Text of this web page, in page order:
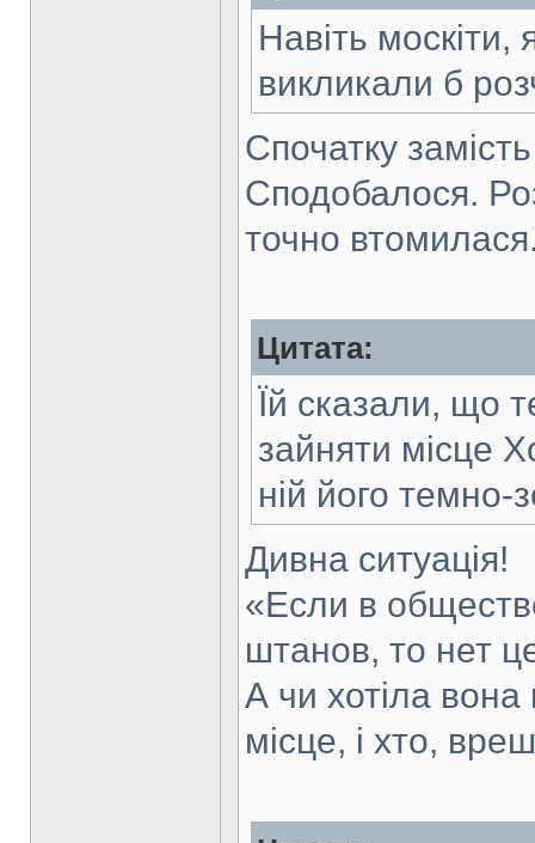
Навіть москіти,
викликали б
Спочатку
Сподобалося.
точно
Цитата:
Їй сказали, що
зайняти місце
ній його темно-
Дивна ситуація!
«Если в
штанов, то нет
А чи хотіла вона
місце, і хто,